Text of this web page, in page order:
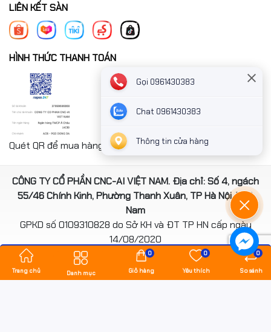
LIÊN KẾT SÀN
HÌNH THỨC THANH TOÁN
Quét QR để mua hàng nhanh chóng thanh toán công ty
CÔNG TY CỔ PHẦN CNC-AI VIỆT NAM. Địa chỉ: Số 4, ngách
55/46 Chính Kinh, Phường Thanh Xuân, TP Hà Nội, Việt
Nam
GPKD số 0109310828 do Sở KH và ĐT TP HN cấp ngày
14/08/2020
*** Website đã đươc cấp phép của Bộ Công Thương
Bản quyền thuộc vềhancomputer.vn.
Trang chủ Danh mục Giỏ hàng
0
Yêu thích
0
So sánh
0
Gọi 0961430383
Chat 0961430383
Thông tin cửa hàng